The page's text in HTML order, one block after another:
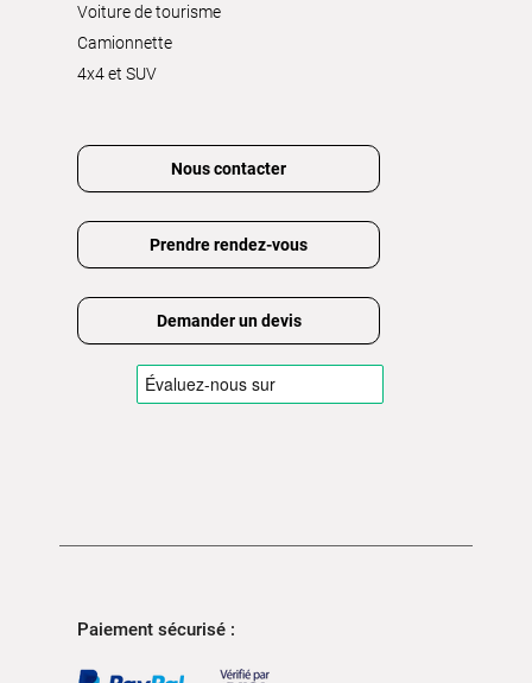
Voiture de tourisme
Camionnette
4x4 et SUV
Nous contacter
Prendre rendez-vous
Demander un devis
Paiement sécurisé :